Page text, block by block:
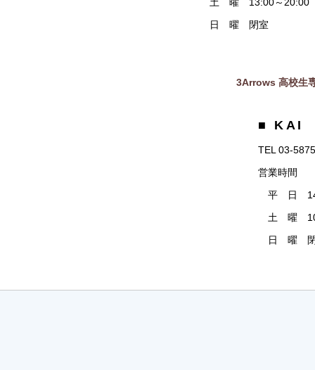
日 曜 閉室
3Arrows 高校生
■ KAI
TEL 03-
営業時間
平 日
土 曜
日 曜 閉